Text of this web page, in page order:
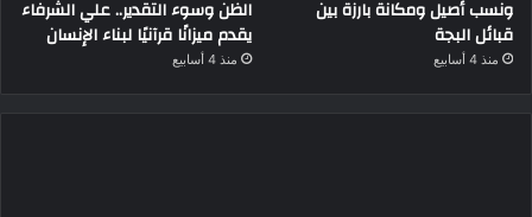
ونسب أصيل ومكانة بارزة بين
قبائل البجة
منذ 4 أسابيع
الظن وسوء التقدير.. علي الشرفاء
يقدم ميزانًا قرآنيًا لبناء الإنسان
منذ 4 أسابيع